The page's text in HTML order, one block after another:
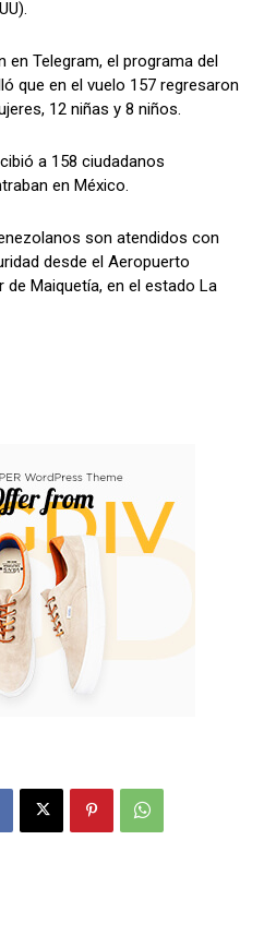
en Telegram, el programa del
que en el vuelo 157 regresaron
12 niñas y 8 niños.
a 158 ciudadanos
en México.
son atendidos con
desde el Aeropuerto
de Maiquetía, en el estado La